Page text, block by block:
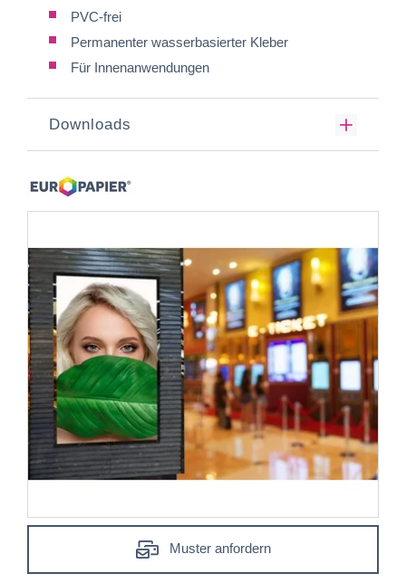
PVC-frei
Permanenter wasserbasierter Kleber
Für Innenanwendungen
Downloads
Muster anfordern